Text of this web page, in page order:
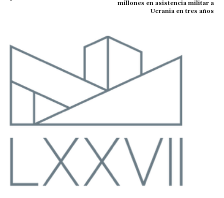
millones en asistencia militar a
Ucrania en tres años